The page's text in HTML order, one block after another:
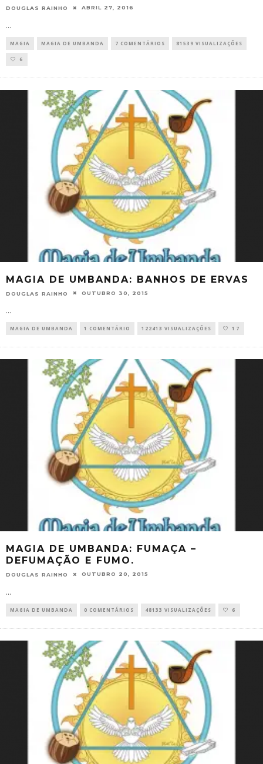
DOUGLAS RAINHO ABRIL 27, 2016
...
MAGIA MAGIA DE UMBANDA 7 COMENTÁRIOS 81539 VISUALIZAÇÕES
6
MAGIA DE UMBANDA: BANHOS DE ERVAS
DOUGLAS RAINHO OUTUBRO 30, 2015
...
MAGIA DE UMBANDA 1 COMENTÁRIO 122413 VISUALIZAÇÕES 17
MAGIA DE UMBANDA: FUMAÇA –
DEFUMAÇÃO E FUMO.
DOUGLAS RAINHO OUTUBRO 20, 2015
...
MAGIA DE UMBANDA 0 COMENTÁRIOS 48133 VISUALIZAÇÕES 6